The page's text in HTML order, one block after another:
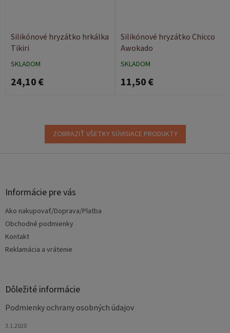
Silikónové hryzátko hrkálka
Tikiri
SKLADOM
24,10 €
Silikónové hryzátko Chicco
Awokado
SKLADOM
11,50 €
ZOBRAZIŤ VŠETKY SÚVISIACE PRODUKTY
Informácie pre vás
Ako nakupovať/Doprava/Platba
Obchodné podmienky
Kontakt
Reklamácia a vrátenie
Dôležité informácie
Podmienky ochrany osobných údajov
3.1.2020